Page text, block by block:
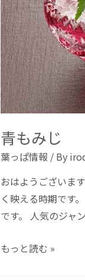
青もみじ
葉っぱ情報 / By
おはようございま
く映える時期です
です。 人気のジャ
もっと読む »